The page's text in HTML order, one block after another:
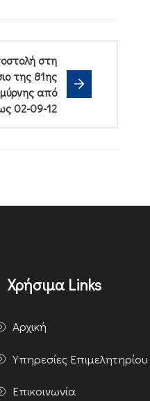
στη
της 81ης
από
02-09-12
Χρήσιμα Links
Αρχική
Υπηρεσίες Επιμελητηρίου
Επικοινωνία